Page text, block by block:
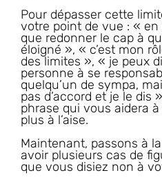
Pour dépasser cette
votre point de vue : «
que redonner le cap à
éloigné », « c’est mon
des limites », « je peux
personne à se
quelqu’un de sympa,
pas d’accord et je le dis
phrase qui vous aidera
plus à l’aise.
Maintenant, passons à
avoir plusieurs cas de
que vous disiez non à